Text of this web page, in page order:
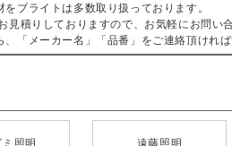
ブライトは多数取り扱っております。
積りしておりますので、お気軽にお問
「メーカー名」「品番」をご連絡頂けれ
照明 遠藤照明